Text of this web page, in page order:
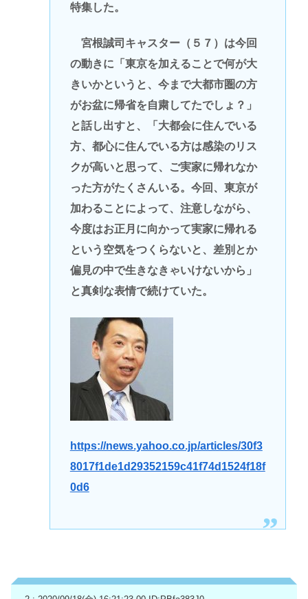
特集した。
宮根誠司キャスター（５７）は今回
の動きに「東京を加えることで何が大
きいかというと、今まで大都市圏の方
がお盆に帰省を自粛してたでしょ？」
と話し出すと、「大都会に住んでいる
方、都心に住んでいる方は感染のリス
クが高いと思って、ご実家に帰れなか
った方がたくさんいる。今回、東京が
加わることによって、注意しながら、
今度はお正月に向かって実家に帰れる
という空気をつくらないと、差別とか
偏見の中で生きなきゃいけないから」
と真剣な表情で続けていた。
https://news.yahoo.co.jp/articles/30f3
8017f1de1d29352159c41f74d1524f18f
0d6